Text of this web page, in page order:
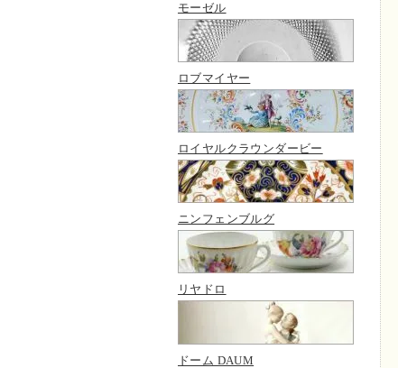
モーゼル
ロブマイヤー
ロイヤルクラウンダービー
ニンフェンブルグ
リヤドロ
ドーム DAUM